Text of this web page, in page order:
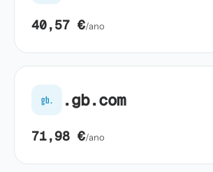
40,57 €/ano
gb. .gb.com
71,98 €/ano